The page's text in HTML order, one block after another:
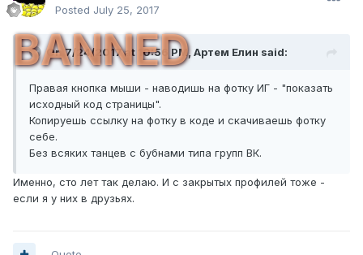
Posted July 25, 2017
BANNED
On 7/24/2017 at 10:56 PM, Артем Елин said:
Правая кнопка мыши - наводишь на фотку ИГ - "показать
исходный код страницы".
Копируешь ссылку на фотку в коде и скачиваешь фотку
себе.
Без всяких танцев с бубнами типа групп ВК.
Именно, сто лет так делаю. И с закрытых профилей тоже -
если я у них в друзьях.